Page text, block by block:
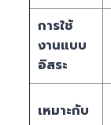
การใช้
งานแบบ
อิสระ
เหมาะกับ